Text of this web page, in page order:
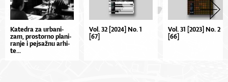
Ka­te­dra za ur­ba­ni­
zam, pros­tor­no pla­ni­
ra­nje i pej­saž­nu ar­hi­
te...
Vol. 32 [2024] No. 1
[67]
Vol. 31 [2023] No. 2
[66]